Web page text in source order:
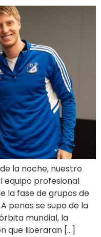
la noche, nuestro
equipo profesional
la fase de grupos de
A penas se supo de la
mundial, la
que liberaran […]